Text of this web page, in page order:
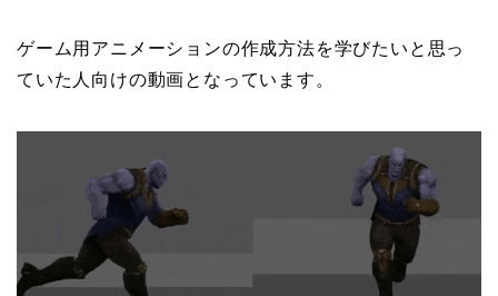
ゲーム用アニメーションの作成方法を学びたいと思っ
ていた人向けの動画となっています。